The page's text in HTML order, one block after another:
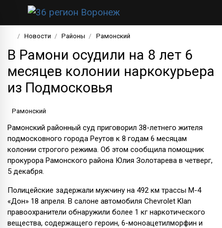
Новости Районы Рамонский
В Рамони осудили на 8 лет 6
месяцев колонии наркокурьера
из Подмосковья
Рамонский
Рамонский районный суд приговорил 38-летнего жителя
подмосковного города Реутов к 8 годам 6 месяцам
колонии строгого режима. Об этом сообщила помощник
прокурора Рамонского района Юлия Золотарева в четверг,
5 декабря.
Полицейские задержали мужчину на 492 км трассы М-4
«Дон» 18 апреля. В салоне автомобиля Chevrolet Klan
правоохранители обнаружили более 1 кг наркотического
вещества, содержащего героин, 6-моноацетилморфин и